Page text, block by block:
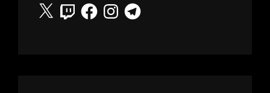
X
TwitchFacebookInstagramTelegram